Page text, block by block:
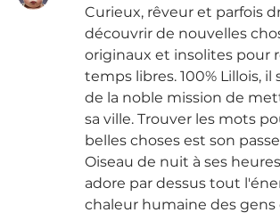
Curieux, rêveur et parfois
découvrir de nouvelles
originaux et insolites pour
temps libres. 100% Lillois, il
de la noble mission de
sa ville. Trouver les mots
belles choses est son
Oiseau de nuit à ses
adore par dessus tout
chaleur humaine des gens